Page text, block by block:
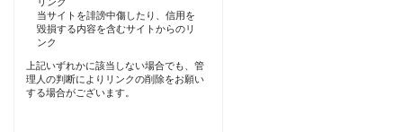
当サイトを誹謗中傷したり、信用を
毀損する内容を含むサイトからのリ
ンク
上記いずれかに該当しない場合でも、管
理人の判断によりリンクの削除をお願い
する場合がございます。